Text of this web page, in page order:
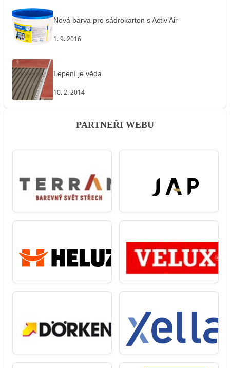
Nová barva pro sádrokarton s Activ’Air
1. 9. 2016
Lepení je věda
10. 2. 2014
PARTNEŘI WEBU